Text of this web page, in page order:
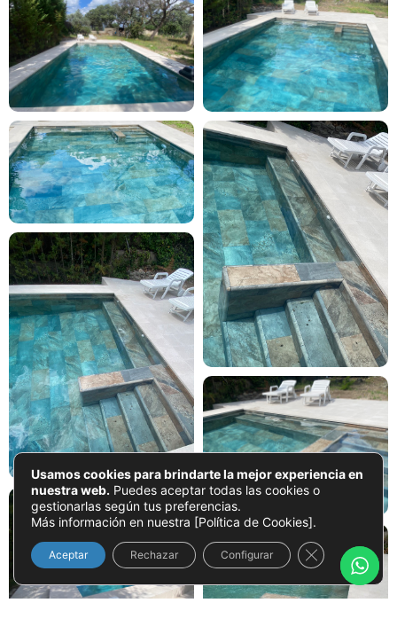
Usamos cookies para brindarte la mejor experiencia en
nuestra web. Puedes aceptar todas las cookies o
gestionarlas según tus preferencias.
Más información en nuestra [Política de Cookies].
Aceptar Rechazar Configurar Close GDPR